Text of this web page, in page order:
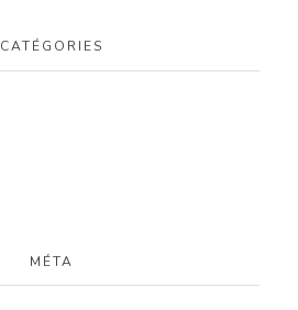
CATÉGORIES
MÉTA